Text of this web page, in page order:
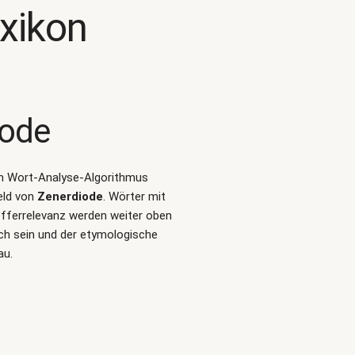
Wort-Analyse-Algorithmus
von Zenerdiode. Wörter mit
werden weiter oben
sein und der etymologische